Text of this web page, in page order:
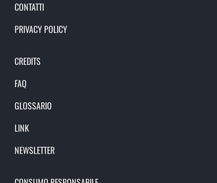
CONTATTI
PRIVACY POLICY
CREDITS
FAQ
GLOSSARIO
LINK
NEWSLETTER